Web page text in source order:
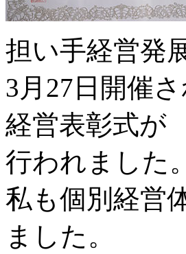
担い手経営発
3月27日開催
経営表彰式が
行われました。
私も個別経営
ました。